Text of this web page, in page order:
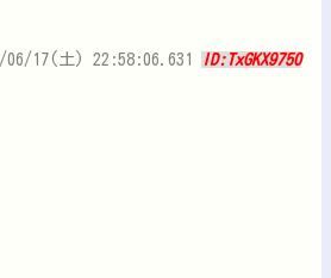
06/17(土) 22:58:06.631 ID:TxGKX9750